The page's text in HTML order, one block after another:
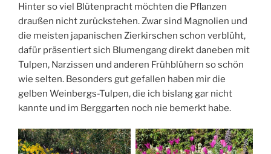
Hinter so viel Blütenpracht möchten die Pflanzen
draußen nicht zurückstehen. Zwar sind Magnolien und
die meisten japanischen Zierkirschen schon verblüht,
dafür präsentiert sich Blumengang direkt daneben mit
Tulpen, Narzissen und anderen Frühblühern so schön
wie selten. Besonders gut gefallen haben mir die
gelben Weinbergs-Tulpen, die ich bislang gar nicht
kannte und im Berggarten noch nie bemerkt habe.